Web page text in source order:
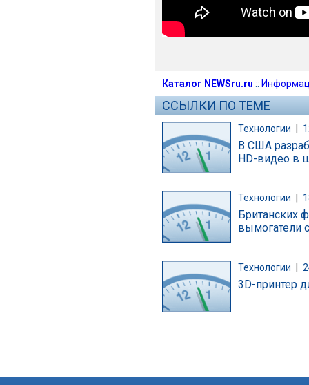
Каталог NEWSru.ru ::
ССЫЛКИ ПО ТЕМЕ
Технологии
В США
HD-видео в
Технологии
Британских
вымогатели
Технологии |
3D-принтер